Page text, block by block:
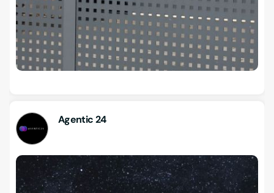
Agentic 24